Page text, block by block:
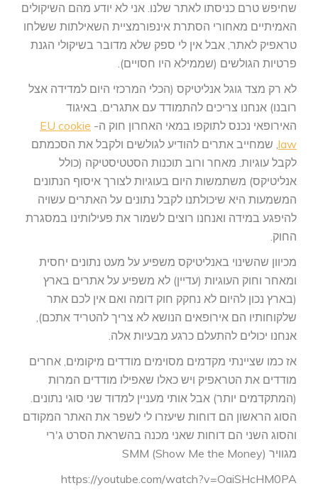
שחיפש טרם כניסתו לאתר שלנו. אני לא יודע מהם השיקולים
האמיתיים מאחורי הסתרת אינפורמציית השאילתות ששלחו
טראפיק לאתר, אבל אין לי ספק שלא מדובר בשיקולי הגנת
פרטיות הגולשים (שממילא היו חסויים).
לא רק מצד גוגל אנליטיקס (הכלי המרכזי היום למדידה אצל
רובנו) אנחנו צריכים להתמודד עם אתגרים. באיגוד
האירופאי נכנס לתוקפו במאי האחרון חוק ה- EU cookie
law, שמחייב אתרים להודיע לגולשים ולקבל את הסכמתם
לקבל עוגיות. מאחר ורוב תוכנות הסטטיסטיקה (כולל
אנליטיקס) משתמשות היום בעוגיות לצורך איסוף הנתונים
המשמעות היא שיכולתנו לקבל נתונים על האתרים עשויה
להיפגע במידה ואנחנו רוצים לשמור את פעילותינו במסגרת
החוק.
מכיוון שהשינוי באנליטיקס משפיע על מעט נתונים יחסית
ומאחר וחוק העוגיות (עדיין) לא משפיע על אתרים בארץ
(בארץ נכון להיום לא נחקק חוק דומה ואם אין לכם אתר
שלקוחותיו הם אירופאים הנושא לא צריך להטריד אתכם),
אנחנו יכולים להתעלם כרגע מבעיות אלה.
אז כמו שציינתי מקדמים מסוימים מודדים מיקומים, אחרים
מודדים את הטראפיק ויש כאלו שאפילו מודדים המרות
(המתקדמים יותר) אבל אותי מעניין למדוד שני סוגי נתונים.
הסוג הראשון הם דוחות שיעזרו לי לשפר את האתר המקודם
והסוג השני הם דוחות שאני מכנה בהשראת הסרט ג'רי
מגוויר SMM (Show Me the Money)
https://youtube.com/watch?v=OaiSHcHM0PA